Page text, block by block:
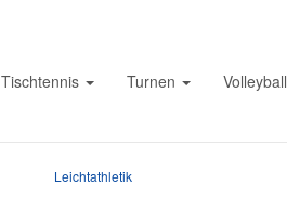
Tischtennis Turnen Volleyball
Bouleturnier
Leichtathletik